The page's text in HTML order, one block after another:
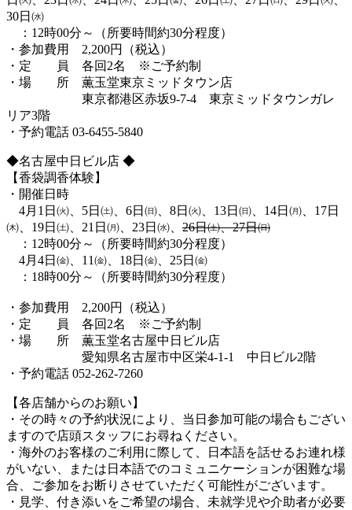
30日㈬
：12時00分～（所要時間約30分程度）
・参加費用 2,200円（税込）
・定 員 各回2名 ※ご予約制
・場 所 薫玉堂東京ミッドタウン店
東京都港区赤坂9-7-4 東京ミッドタウンガレ
リア3階
・予約電話 03-6455-5840
◆名古屋中日ビル店 ◆
【香袋調香体験】
・開催日時
4月1日㈫、5日㈯、6日㈰、8日㈫、13日㈰、14日㈪、17日
㈭、19日㈯、21日㈪、23日㈬、 26日㈯、27日㈰
：12時00分～（所要時間約30分程度）
4月4日㈮、11㈮、18日㈮、25日㈮
：18時00分～（所要時間約30分程度）
・参加費用 2,200円（税込）
・定 員 各回2名 ※ご予約制
・場 所 薫玉堂名古屋中日ビル店
愛知県名古屋市中区栄4-1-1 中日ビル2階
・予約電話 052-262-7260
【各店舗からのお願い】
・その時々の予約状況により、当日参加可能の場合もござい
ますので店頭スタッフにお尋ねください。
・海外のお客様のご利用に際して、日本語を話せるお連れ様
がいない、または日本語でのコミュニケーションが困難な場
合、ご参加をお断りさせていただく可能性がございます。
・見学、付き添いをご希望の場合、未就学児や介助者が必要